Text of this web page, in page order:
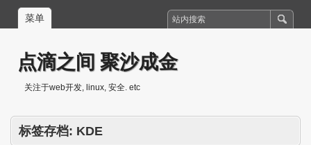
菜单
点滴之间 聚沙成金
关注于web开发, linux, 安全. etc
标签存档: KDE